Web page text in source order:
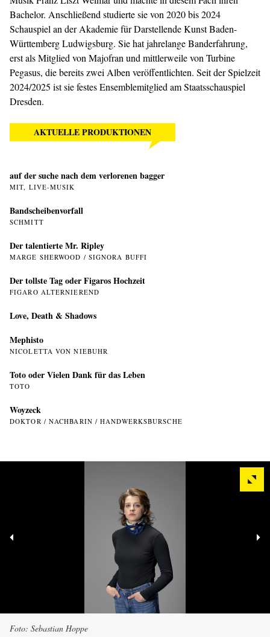
Bachelor. Anschließend studierte sie von 2020 bis 2024
Schauspiel an der Akademie für Darstellende Kunst Baden-
Württemberg Ludwigsburg. Sie hat jahrelange Banderfahrung,
erst als Mitglied von Majofran und mittlerweile von Turbine
Pegasus, die bereits zwei Alben veröffentlichten. Seit der Spielzeit
2024/2025 ist sie festes Ensemblemitglied am Staatsschauspiel
Dresden.
AKTUELLE PRODUKTIONEN
auf der suche nach dem verlorenen bagger
MIT, LIVE-MUSIK
Bandscheibenvorfall
SCHMITT
Der talentierte Mr. Ripley
MARGE SHERWOOD / SIGNORA BUFFI
Der tollste Tag oder Figaros Hochzeit
FIGARO ALTERNIEREND
Love, Death & Shadows
Mephisto
NICOLETTA VON NIEBUHR
Toto oder Vielen Dank für das Leben
TOTO
Woyzeck
DOKTOR / NACHBARIN / HANDWERKSBURSCHE
Foto: Sebastian Hoppe